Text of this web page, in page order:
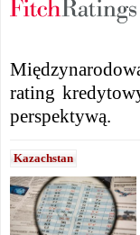
rating
perspektywą.
Kazachstan